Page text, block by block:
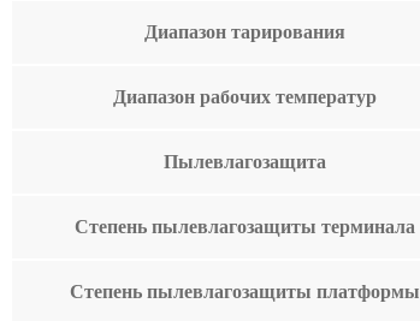
Диапазон тарирования
Диапазон рабочих температур
Пылевлагозащита
Степень пылевлагозащиты терминала
Степень пылевлагозащиты платформы